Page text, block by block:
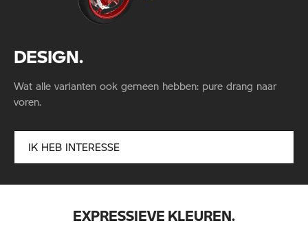
DESIGN.
Wat alle varianten ook gemeen hebben: pure drang naar
voren.
IK HEB INTERESSE
EXPRESSIEVE KLEUREN.